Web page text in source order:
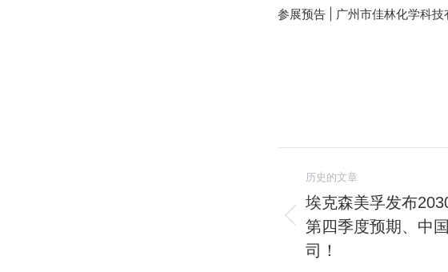
参展预告 | 广州市佳林化学科技
章
导
历史的文章
历
史
埃克森美孚发布
第四季度预期、中
司！